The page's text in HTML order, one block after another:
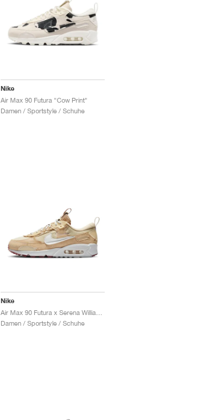
Nike
Air Max 90 Futura "Cow Print"
Damen / Sportstyle / Schuhe
Nike
Damen / Sportstyle / Schuhe